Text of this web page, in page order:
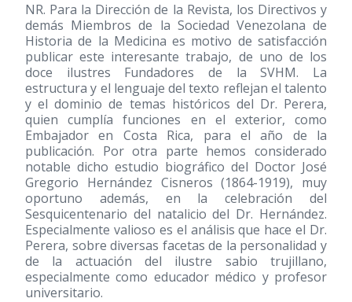
NR. Para la Dirección de la Revista, los Directivos y
demás Miembros de la Sociedad Venezolana de
Historia de la Medicina es motivo de satisfacción
publicar este interesante trabajo, de uno de los
doce ilustres Fundadores de la SVHM. La
estructura y el lenguaje del texto reflejan el talento
y el dominio de temas históricos del Dr. Perera,
quien cumplía funciones en el exterior, como
Embajador en Costa Rica, para el año de la
publicación. Por otra parte hemos considerado
notable dicho estudio biográfico del Doctor José
Gregorio Hernández Cisneros (1864-1919), muy
oportuno además, en la celebración del
Sesquicentenario del natalicio del Dr. Hernández.
Especialmente valioso es el análisis que hace el Dr.
Perera, sobre diversas facetas de la personalidad y
de la actuación del ilustre sabio trujillano,
especialmente como educador médico y profesor
universitario.